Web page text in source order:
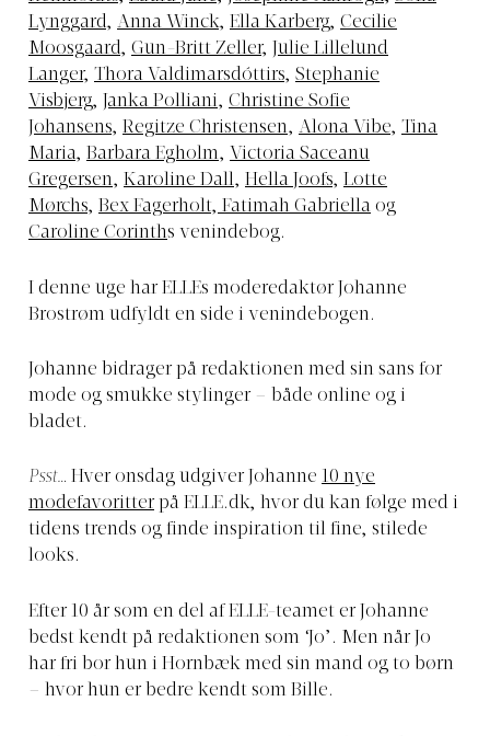
Lynggard, Anna Winck, Ella Karberg, Cecilie
Moosgaard, Gun-Britt Zeller, Julie Lillelund
Langer, Thora Valdimarsdóttirs, Stephanie
Visbjerg, Janka Polliani, Christine Sofie
Johansens, Regitze Christensen, Alona Vibe, Tina
Maria, Barbara Egholm, Victoria Saceanu
Gregersen, Karoline Dall, Hella Joofs, Lotte
Mørchs, Bex Fagerholt, Fatimah Gabriella og
Caroline Corinths venindebog.
I denne uge har ELLEs moderedaktør Johanne
Brostrøm udfyldt en side i venindebogen.
Johanne bidrager på redaktionen med sin sans for
mode og smukke stylinger – både online og i
bladet.
Psst… Hver onsdag udgiver Johanne 10 nye
modefavoritter på ELLE.dk, hvor du kan følge med i
tidens trends og finde inspiration til fine, stilede
looks.
Efter 10 år som en del af ELLE-teamet er Johanne
bedst kendt på redaktionen som ‘Jo’. Men når Jo
har fri bor hun i Hornbæk med sin mand og to børn
– hvor hun er bedre kendt som Bille.